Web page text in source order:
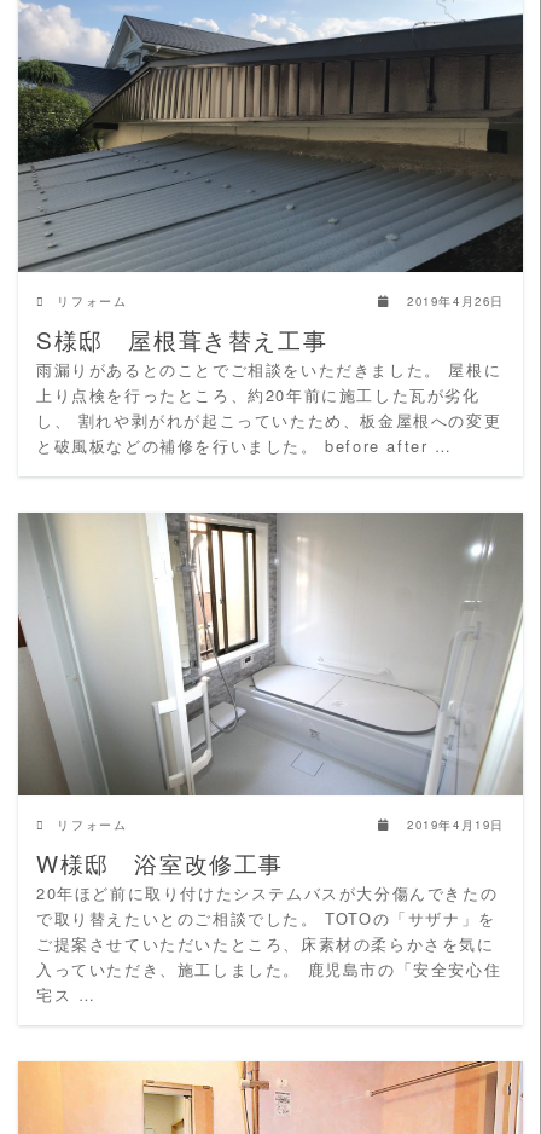
READ MORE
リフォーム 2019年4月26日
S様邸 屋根葺き替え工事
雨漏りがあるとのことでご相談をいただきました。 屋根に
上り点検を行ったところ、約20年前に施工した瓦が劣化
し、 割れや剥がれが起こっていたため、板金屋根への変更
と破風板などの補修を行いました。 before after …
READ MORE
リフォーム 2019年4月19日
W様邸 浴室改修工事
20年ほど前に取り付けたシステムバスが大分傷んできたの
で取り替えたいとのご相談でした。 TOTOの「サザナ」を
ご提案させていただいたところ、床素材の柔らかさを気に
入っていただき、施工しました。 鹿児島市の「安全安心住
宅ス …